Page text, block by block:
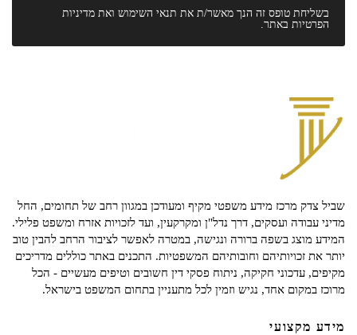
בשליחת טופס זה הנך מאשר/ת את תנאי השימוש ואת מדיניות
הפרטיות באתר.
שביל צדק מרכז מידע משפטי מקיף ומעודכן במגוון רחב של תחומים, החל
מדיני עבודה ועסקים, דרך נדל"ן ומקרקעין, ועד לזכויות אזרח ומשפט פלילי.
המידע מוצג בשפה ברורה ונגישה, במטרה לאפשר לציבור הרחב להבין טוב
יותר את זכויותיהם וחובותיהם המשפטיות. התכנים באתר כוללים מדריכים
מקיפים, עדכוני חקיקה, ניתוח פסקי דין חשובים וטיפים מעשיים - הכל
מרוכז במקום אחד, נגיש וזמין לכל מתעניין בתחום המשפט בישראל.
מידע מקצועי